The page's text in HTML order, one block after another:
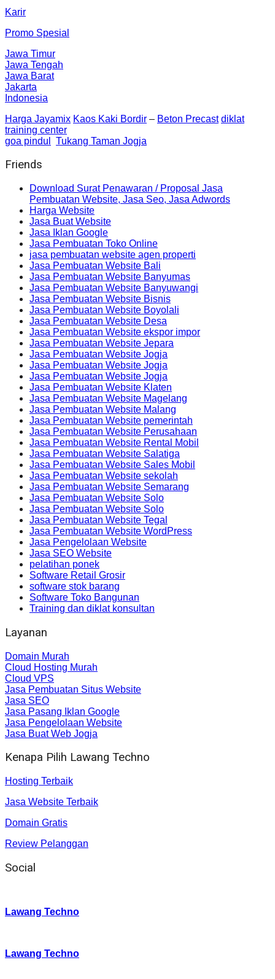
Karir
Promo Spesial
Jawa Timur
Jawa Tengah
Jawa Barat
Jakarta
Indonesia
Harga Jayamix Kaos Kaki Bordir – Beton Precast diklat
training center
goa pindul
Tukang Taman Jogja
Friends
Download Surat Penawaran / Proposal Jasa
Pembuatan Website, Jasa Seo, Jasa Adwords
Harga Website
Jasa Buat Website
Jasa Iklan Google
Jasa Pembuatan Toko Online
jasa pembuatan website agen properti
Jasa Pembuatan Website Bali
Jasa Pembuatan Website Banyumas
Jasa Pembuatan Website Banyuwangi
Jasa Pembuatan Website Bisnis
Jasa Pembuatan Website Boyolali
Jasa Pembuatan Website Desa
Jasa Pembuatan Website ekspor impor
Jasa Pembuatan Website Jepara
Jasa Pembuatan Website Jogja
Jasa Pembuatan Website Jogja
Jasa Pembuatan Website Jogja
Jasa Pembuatan Website Klaten
Jasa Pembuatan Website Magelang
Jasa Pembuatan Website Malang
Jasa Pembuatan Website pemerintah
Jasa Pembuatan Website Perusahaan
Jasa Pembuatan Website Rental Mobil
Jasa Pembuatan Website Salatiga
Jasa Pembuatan Website Sales Mobil
Jasa Pembuatan Website sekolah
Jasa Pembuatan Website Semarang
Jasa Pembuatan Website Solo
Jasa Pembuatan Website Solo
Jasa Pembuatan Website Tegal
Jasa Pembuatan Website WordPress
Jasa Pengelolaan Website
Jasa SEO Website
pelatihan ponek
Software Retail Grosir
software stok barang
Software Toko Bangunan
Training dan diklat konsultan
Layanan
Domain Murah
Cloud Hosting Murah
Cloud VPS
Jasa Pembuatan Situs Website
Jasa SEO
Jasa Pasang Iklan Google
Jasa Pengelolaan Website
Jasa Buat Web Jogja
Kenapa Pilih Lawang Techno
Hosting Terbaik
Jasa Website Terbaik
Domain Gratis
Review Pelanggan
Social
Lawang Techno
Lawang Techno